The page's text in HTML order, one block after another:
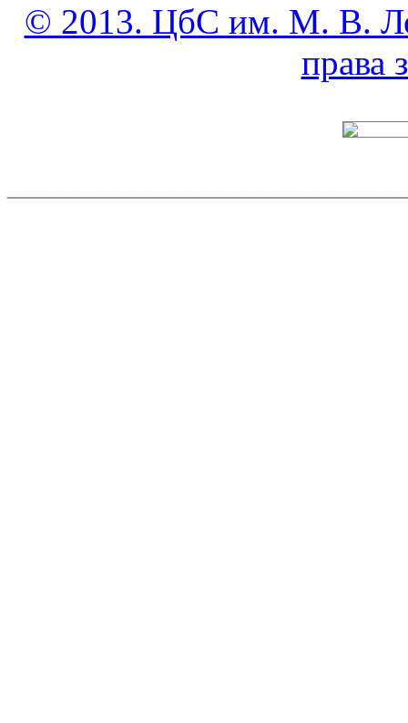
© 2013. ЦбС им. М. В.
права